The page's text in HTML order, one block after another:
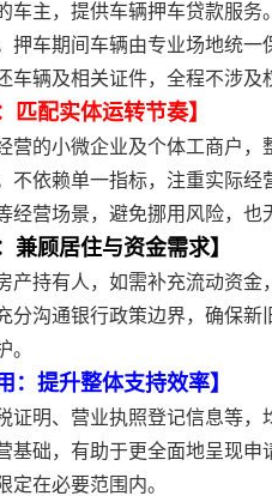
车主，提供车辆押车贷款服
押车期间车辆由专业场地统
车辆及相关证件，全程不涉及
匹配实体运转节奏】
营的小微企业及个体工商户
不依赖单一指标，注重实际
经营场景，避免挪用风险，也
兼顾居住与资金需求】
产持有人，如需补充流动资
分沟通银行政策边界，确保
。
：提升整体支持效率】
证明、营业执照登记信息等
基础，有助于更全面地呈现申
定在必要范围内。